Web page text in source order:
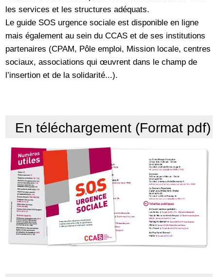
les services et les structures adéquats.
Le guide SOS urgence sociale est disponible en ligne
mais également au sein du CCAS et de ses institutions
partenaires (CPAM, Pôle emploi, Mission locale, centres
sociaux, associations qui œuvrent dans le champ de
l’insertion et de la solidarité...).
En téléchargement (Format pdf)